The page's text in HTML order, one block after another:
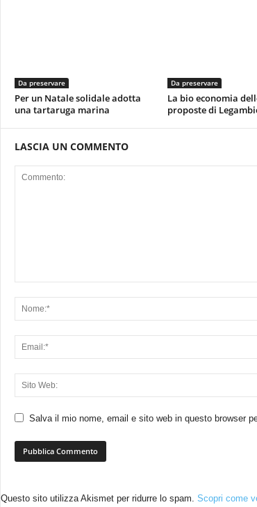
Da preservare
Per un Natale solidale adotta
una tartaruga marina
Da preservare
La bio economia
proposte di
LASCIA UN COMMENTO
Salva il mio nome, email e sito web in questo browser
Questo sito utilizza Akismet per ridurre lo spam. Scopri come